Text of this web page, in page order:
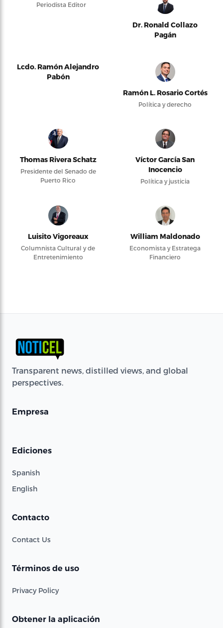
Periodista Editor
Dr. Ronald Collazo
Pagán
Lcdo. Ramón Alejandro
Pabón
Ramón L. Rosario Cortés
Política y derecho
Thomas Rivera Schatz
Presidente del Senado de
Puerto Rico
Víctor García San
Inocencio
Política y justicia
Luisito Vigoreaux
Columnista Cultural y de
Entretenimiento
William Maldonado
Economista y Estratega
Financiero
Transparent news, distilled views, and global
perspectives.
Empresa
Ediciones
Spanish
English
Contacto
Contact Us
Términos de uso
Privacy Policy
Obtener la aplicación